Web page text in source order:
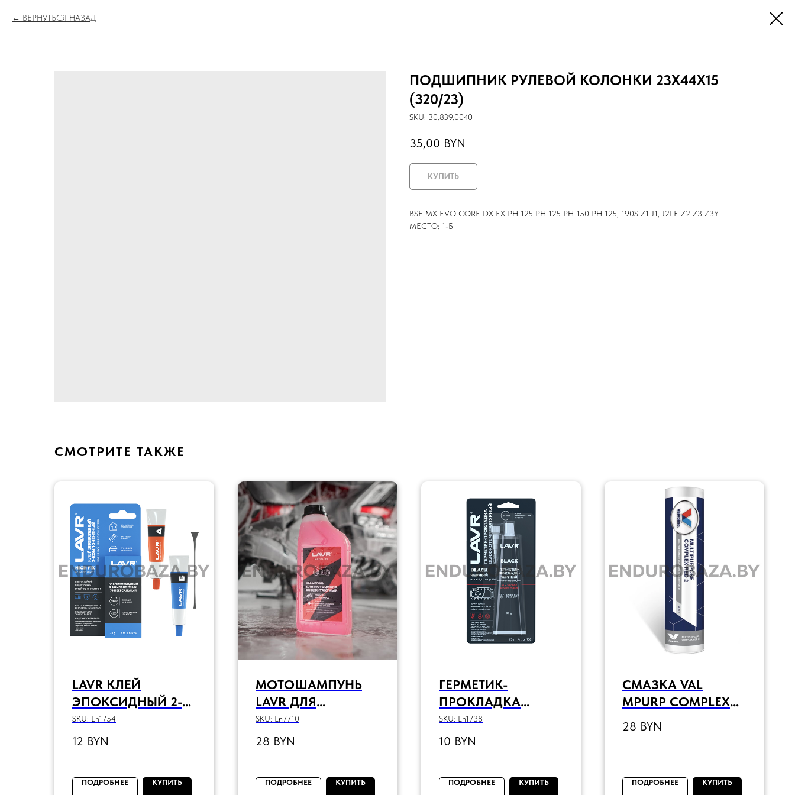
ВЕРНУТЬСЯ НАЗАД
ПОДШИПНИК РУЛЕВОЙ КОЛОНКИ 23X44X15
(320/23)
SKU: 30.839.0040
35,00 BYN
КУПИТЬ
BSE MX EVO CORE DX EX PH 125 PH 125 PH 150 PH 125, 190S Z1 J1, J2LE Z2 Z3 Z3Y
МЕСТО: 1-Б
СМОТРИТЕ ТАКЖЕ
LAVR КЛЕЙ
ЭПОКСИДНЫЙ 2-
КОМПОНЕНТНЫЙ
HIGH FIX, 20 Г
SKU: Ln1754
12 BYN
ПОДРОБНЕЕ КУПИТЬ
МОТОШАМПУНЬ
LAVR ДЛЯ
БЕСКОНТАКТНОЙ
МОЙКИ, 1000 МЛ
SKU: Ln7710
28 BYN
ПОДРОБНЕЕ КУПИТЬ
ГЕРМЕТИК-
ПРОКЛАДКА
ЧЕРНЫЙ
ВЫСОКОТЕМПЕРАТ
SKU: Ln1738
10 BYN
ПОДРОБНЕЕ КУПИТЬ
СМАЗКА VAL
MPURP COMPLEX
RED 2 (400 Г)
28 BYN
ПОДРОБНЕЕ КУПИТЬ